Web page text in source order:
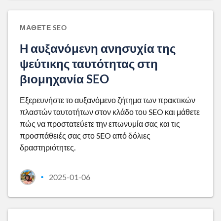
ΜΆΘΕΤΕ SEO
Η αυξανόμενη ανησυχία της
ψεύτικης ταυτότητας στη
βιομηχανία SEO
Εξερευνήστε το αυξανόμενο ζήτημα των πρακτικών
πλαστών ταυτοτήτων στον κλάδο του SEO και μάθετε
πώς να προστατεύετε την επωνυμία σας και τις
προσπάθειές σας στο SEO από δόλιες
δραστηριότητες.
• 2025-01-06